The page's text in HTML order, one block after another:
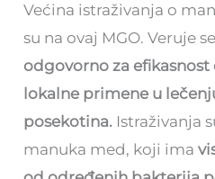
Većina istraživanja o
su na ovaj MGO. Veruje
odgovorno za
lokalne primene u
posekotina. Istraživanja
manuka med, koji ima